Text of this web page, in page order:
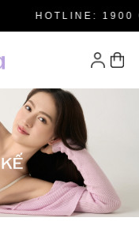
HOTLINE: 1900